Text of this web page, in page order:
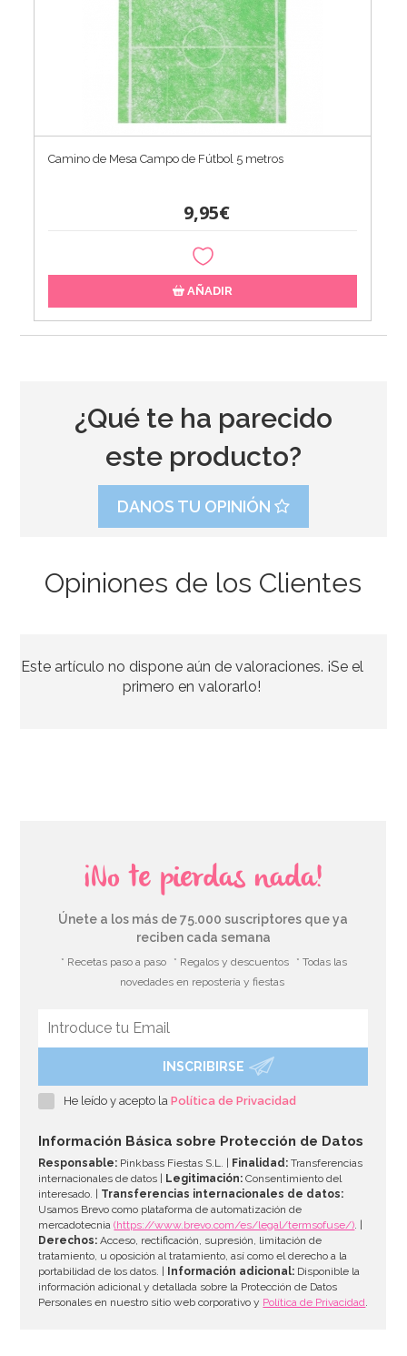
Camino de Mesa Campo de Fútbol 5 metros
9,95€
AÑADIR
1,60€
¿Qué te ha parecido
este producto?
DANOS TU OPINIÓN
Opiniones de los Clientes
Este artículo no dispone aún de valoraciones. ¡Se el
primero en valorarlo!
¡No te pierdas nada!
Únete a los más de 75.000 suscriptores que ya
reciben cada semana
* Recetas paso a paso * Regalos y descuentos
* Todas las
novedades en repostería y fiestas
INSCRIBIRSE
He leído y acepto laPolítica de Privacidad
Información Básica sobre Protección de Datos
Responsable: Pinkbass Fiestas S.L. | Finalidad: Transferencias
internacionales de datos |
Legitimación: Consentimiento del
interesado. | Transferencias internacionales de datos:
Usamos Brevo como plataforma de automatización de
mercadotecnia(https://www.brevo.com/es/legal/termsofuse/). |
Derechos: Acceso, rectificación, supresión, limitación de
tratamiento, u oposición al tratamiento, así como el derecho a la
portabilidad de los datos. |
Información adicional: Disponible la
información adicional y detallada sobre la Protección de Datos
Personales en nuestro sitio web corporativo y Política de Privacidad.